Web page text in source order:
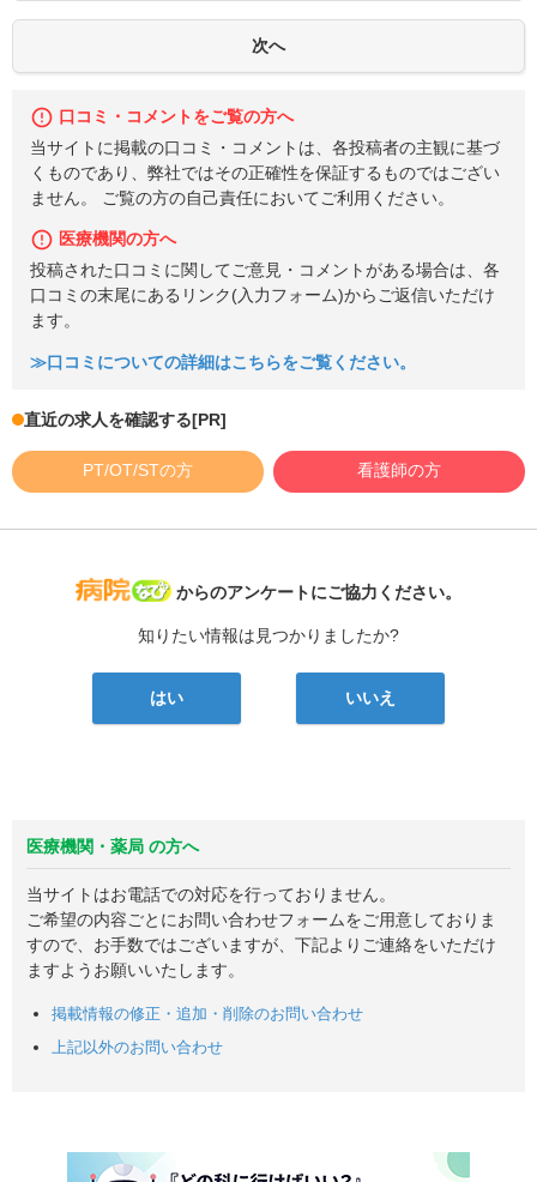
口コミ・コメントをご覧の方へ
当サイトに掲載の口コミ・コメントは、各投稿者の主観に基づ
くものであり、弊社ではその正確性を保証するものではござい
ません。 ご覧の方の自己責任においてご利用ください。
医療機関の方へ
投稿された口コミに関してご意見・コメントがある場合は、各
口コミの末尾にあるリンク(入力フォーム)からご返信いただけ
ます。
≫口コミについての詳細はこちらをご覧ください。
直近の求人を確認する[PR]
PT/OT/STの方 看護師の方
病院なび
からのアンケートにご協力ください。
知りたい情報は見つかりましたか?
はい いいえ
医療機関・薬局 の方へ
当サイトはお電話での対応を行っておりません。
ご希望の内容ごとにお問い合わせフォームをご用意しておりま
すので、お手数ではございますが、下記よりご連絡をいただけ
ますようお願いいたします。
掲載情報の修正・追加・削除のお問い合わせ
上記以外のお問い合わせ